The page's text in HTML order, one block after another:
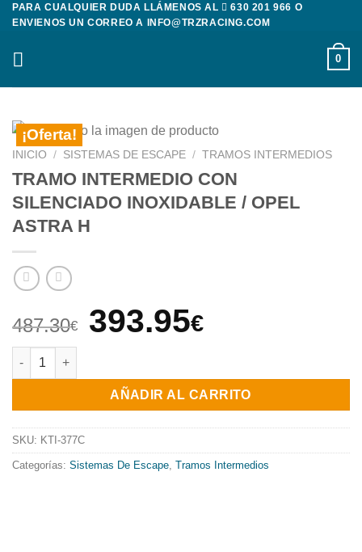
Saltar
contenido
PARA CUALQUIER DUDA LLÁMENOS AL 630 201 966 O
ENVIENOS UN CORREO A
INFO@TRZRACING.COM
0
¡Oferta!
INICIO / SISTEMAS DE ESCAPE / TRAMOS INTERMEDIOS
TRAMO INTERMEDIO CON
SILENCIADO INOXIDABLE / OPEL
ASTRA H
487.30€
El
original
era:
487.30€.
393.95€El
actual
es:
393.95€.
TRAMO INTERMEDIO CON SILENCIADO INOXIDABLE / OPEL
AÑADIR AL CARRITO
SKU: KTI-377C
Categorías: Sistemas De Escape Tramos Intermedios